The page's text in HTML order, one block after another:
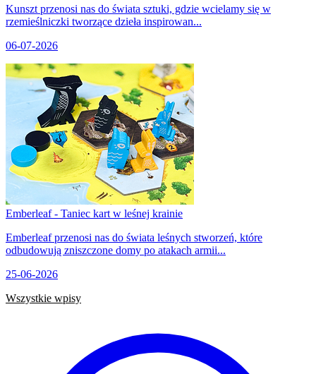
Kunszt przenosi nas do świata sztuki, gdzie wcielamy się w
rzemieślniczki tworzące dzieła inspirowan...
06-07-2026
Emberleaf - Taniec kart w leśnej krainie
Emberleaf przenosi nas do świata leśnych stworzeń, które
odbudowują zniszczone domy po atakach armii...
25-06-2026
Wszystkie wpisy